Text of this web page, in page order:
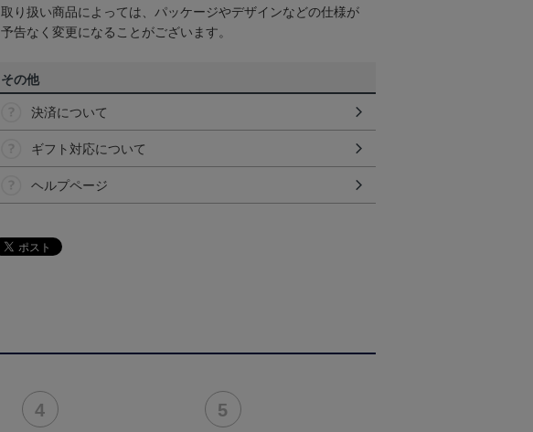
取り扱い商品によっては、パッケージやデザインなどの仕様が
予告なく変更になることがございます。
その他
決済について
ギフト対応について
ヘルプページ